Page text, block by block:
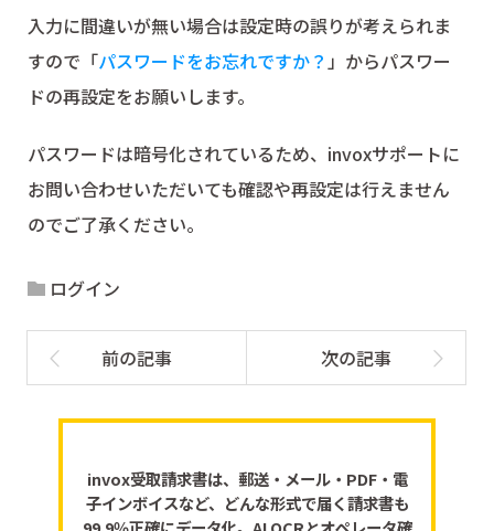
入力に間違いが無い場合は設定時の誤りが考えられま
すので「パスワードをお忘れですか？ 」からパスワー
ドの再設定をお願いします。
パスワードは暗号化されているため、invoxサポートに
お問い合わせいただいても確認や再設定は行えません
のでご了承ください。
ログイン
invox受取請求書は、郵送・メール・PDF・電
子インボイスなど、どんな形式で届く請求書も